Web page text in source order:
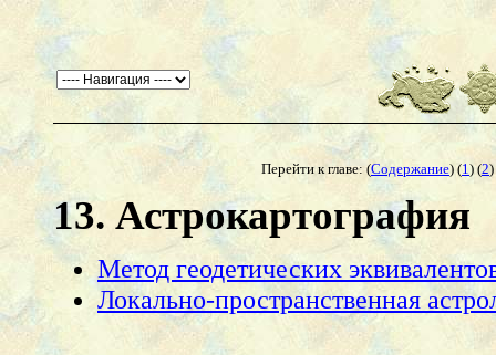
Перейти к главе: (Содержание) (1) (2)
13. Астрокартография
Метод геодетических
Локально-пространственная